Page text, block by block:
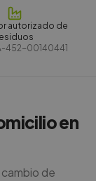
autorizado de
452-00140441
en
de